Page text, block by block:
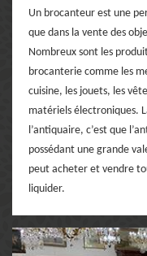
Un brocanteur est une
que dans la vente des
Nombreux sont les
brocanterie comme les
cuisine, les jouets, les
matériels électroniques.
l’antiquaire, c’est que
possédant une grande
peut acheter et vendre
liquider.